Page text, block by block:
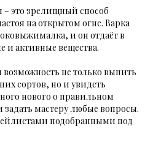
– это зрелищный способ
на открытом огне. Варка
и он отдаёт в
и активные вещества.
возможность не только выпить
сортов, но и увидеть
нового о правильном
мастеру любые вопросы.
подобранными под